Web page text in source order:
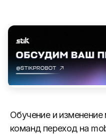
Обучение и
команд переход на